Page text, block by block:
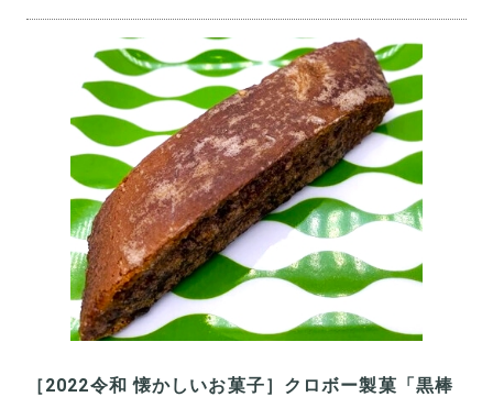
［2022令和 懐かしいお菓子］クロボー製菓「黒棒